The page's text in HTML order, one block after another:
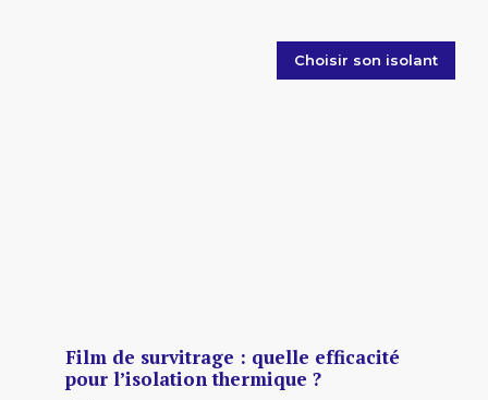
Choisir son isolant
Film de survitrage : quelle efficacité
pour l’isolation thermique ?